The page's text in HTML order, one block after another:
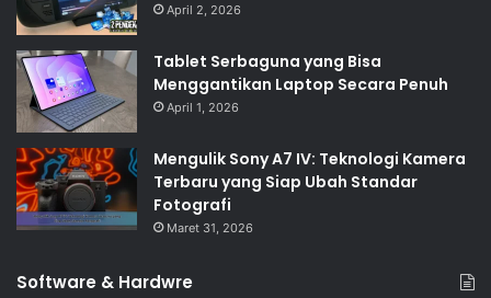
April 2, 2026
Tablet Serbaguna yang Bisa
Menggantikan Laptop Secara Penuh
April 1, 2026
Mengulik Sony A7 IV: Teknologi Kamera
Terbaru yang Siap Ubah Standar
Fotografi
Maret 31, 2026
Software & Hardwre